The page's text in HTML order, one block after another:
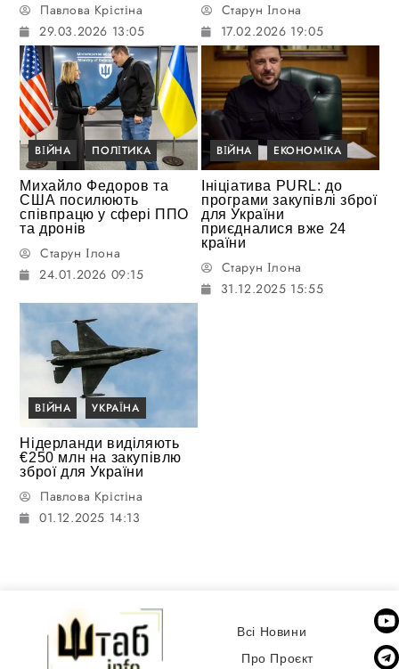
Павлова Крістіна
29.03.2026 13:05
Старун Ілона
17.02.2026 19:05
ВІЙНА ПОЛІТИКА
Михайло Федоров та
США посилюють
співпрацю у сфері ППО
та дронів
Старун Ілона
24.01.2026 09:15
ВІЙНА ЕКОНОМІКА
Ініціатива PURL: до
програми закупівлі зброї
для України
приєдналися вже 24
країни
Старун Ілона
31.12.2025 15:55
ВІЙНА УКРАЇНА
Нідерланди виділяють
€250 млн на закупівлю
зброї для України
Павлова Крістіна
01.12.2025 14:13
Всі Новини
Про Проєкт